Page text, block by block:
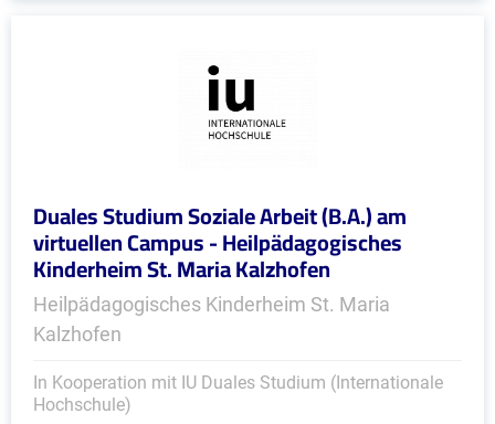
Duales Studium Soziale Arbeit (B.A.) am
virtuellen Campus - Heilpädagogisches
Kinderheim St. Maria Kalzhofen
Heilpädagogisches Kinderheim St. Maria
Kalzhofen
In Kooperation mit IU Duales Studium (Internationale
Hochschule)